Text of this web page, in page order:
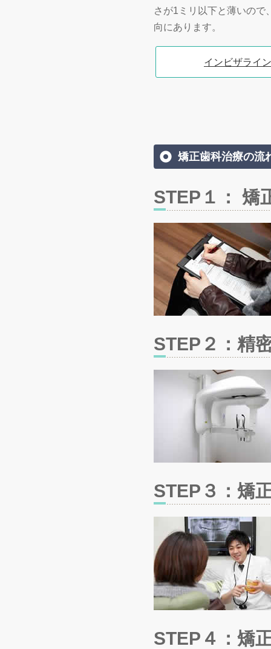
さが1ミリ以下と薄いので
向にあります。
インビザライ
矯正歯科治療の流
STEP１： 矯
STEP２：精
STEP３：矯
STEP４：矯